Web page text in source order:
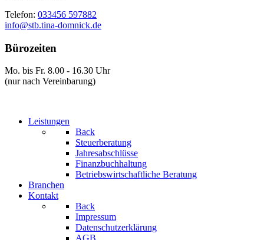
Telefon: 033456 597882
info@stb.tina-domnick.de
Bürozeiten
Mo. bis Fr. 8.00 - 16.30 Uhr
(nur nach Vereinbarung)
Leistungen
Back
Steuerberatung
Jahresabschlüsse
Finanzbuchhaltung
Betriebswirtschaftliche Beratung
Branchen
Kontakt
Back
Impressum
Datenschutzerklärung